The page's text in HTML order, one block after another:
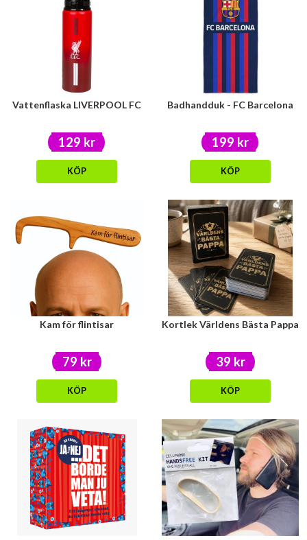
Vattenflaska LIVERPOOL FC
129 kr
KÖP
Badhandduk - FC Barcelona
199 kr
KÖP
Kam för flintisar
79 kr
KÖP
Kortlek Världens Bästa Pappa
39 kr
KÖP